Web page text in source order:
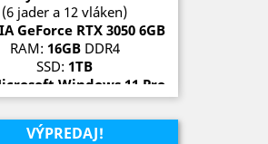
(6 jader a 12 vláken)
GeForce RTX 3050 6GB
RAM: 16GBDDR4
SSD: 1TB
Windows 11 Pro
(1 kus)
VÝPREDAJ!